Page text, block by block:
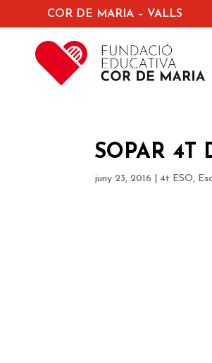
COR DE MARIA – VALLS
SOPAR 4T
juny 23, 2016 4t ESO,